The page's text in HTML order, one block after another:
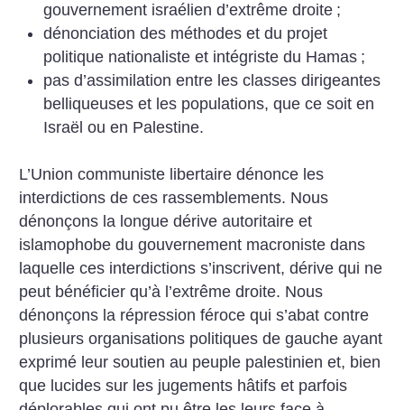
gouvernement israélien d’extrême droite ;
dénonciation des méthodes et du projet
politique nationaliste et intégriste du Hamas ;
pas d’assimilation entre les classes dirigeantes
belliqueuses et les populations, que ce soit en
Israël ou en Palestine.
L’Union communiste libertaire dénonce les
interdictions de ces rassemblements. Nous
dénonçons la longue dérive autoritaire et
islamophobe du gouvernement macroniste dans
laquelle ces interdictions s’inscrivent, dérive qui ne
peut bénéficier qu’à l’extrême droite. Nous
dénonçons la répression féroce qui s’abat contre
plusieurs organisations politiques de gauche ayant
exprimé leur soutien au peuple palestinien et, bien
que lucides sur les jugements hâtifs et parfois